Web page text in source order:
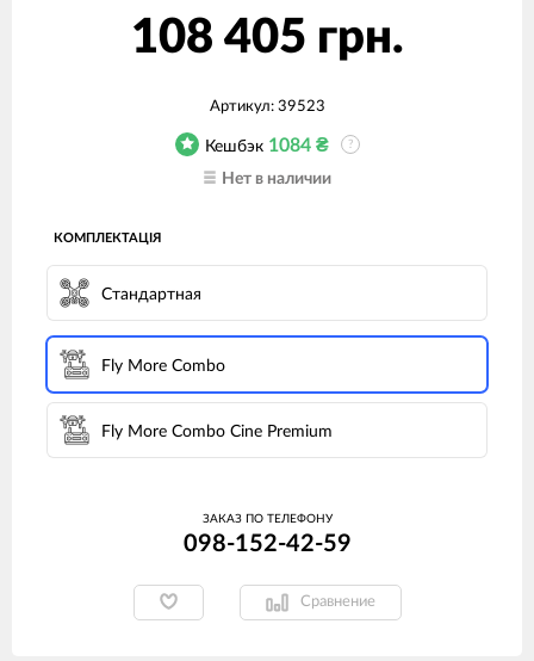
108 405 грн.
Артикул: 39523
Кешбэк 1084₴ ?
Нет в наличии
КОМПЛЕКТАЦІЯ
Стандартная
Fly More Combo
Fly More Combo Cine Premium
ЗАКАЗ ПО ТЕЛЕФОНУ
098-152-42-59
Сравнение